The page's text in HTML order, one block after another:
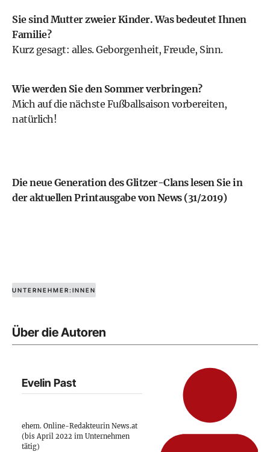
Sie sind Mutter zweier Kinder. Was bedeutet Ihnen
Familie?
Kurz gesagt: alles. Geborgenheit, Freude, Sinn.
Wie werden Sie den Sommer verbringen?
Mich auf die nächste Fußballsaison vorbereiten,
natürlich!
Die neue Generation des Glitzer-Clans lesen Sie in
der aktuellen Printausgabe von News (31/2019)
UNTERNEHMER:INNEN
Über die Autoren
Evelin Past
ehem. Online-Redakteurin News.at
(bis April 2022 im Unternehmen
tätig)